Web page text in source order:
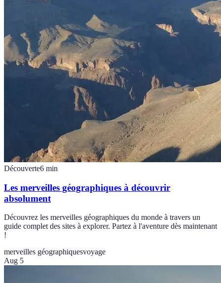
Découverte6 min
Les merveilles géographiques à découvrir
absolument
Découvrez les merveilles géographiques du monde à travers un
guide complet des sites à explorer. Partez à l'aventure dès maintenant
!
merveilles géographiquesvoyage
Aug 5